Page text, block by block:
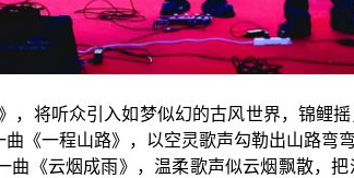
，将听众引入如梦似幻的古风世界，锦鲤
《一程山路》，以空灵歌声勾勒出山路弯
《云烟成雨》，温柔歌声似云烟飘散，